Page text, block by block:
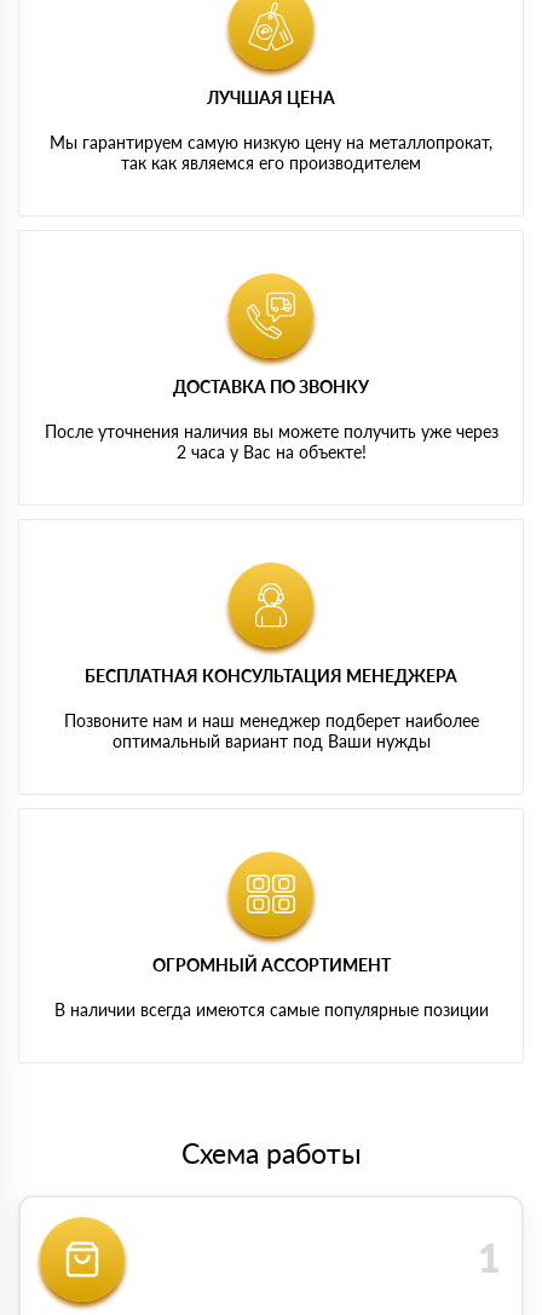
ЛУЧШАЯ ЦЕНА
Мы гарантируем самую низкую цену на металлопрокат,
так как являемся его производителем
ДОСТАВКА ПО ЗВОНКУ
После уточнения наличия вы можете получить уже через
2 часа у Вас на объекте!
БЕСПЛАТНАЯ КОНСУЛЬТАЦИЯ МЕНЕДЖЕРА
Позвоните нам и наш менеджер подберет наиболее
оптимальный вариант под Ваши нужды
ОГРОМНЫЙ АССОРТИМЕНТ
В наличии всегда имеются самые популярные позиции
Схема работы